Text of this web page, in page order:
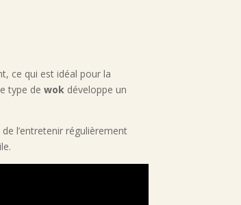
ce qui est idéal pour la
type dewok développe un
l’entretenir régulièrement